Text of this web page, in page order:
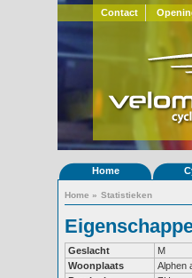
Contact
Home
Home » Statistieken
Geslacht
M
Woonplaats
Alphen